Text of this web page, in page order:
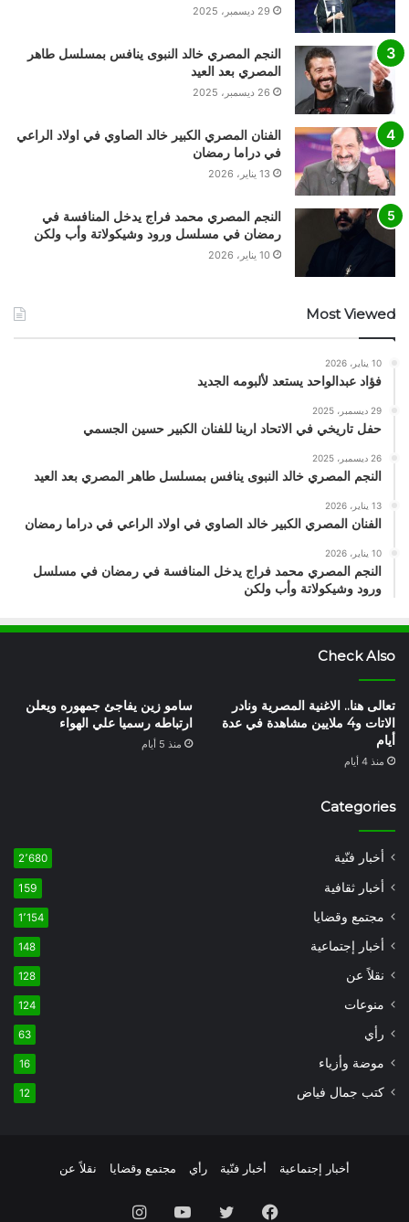
29 ديسمبر، 2025
النجم المصري خالد النبوى ينافس بمسلسل طاهر
المصري بعد العيد
26 ديسمبر، 2025
الفنان المصري الكبير خالد الصاوي في اولاد الراعي
في دراما رمضان
13 يناير، 2026
النجم المصري محمد فراج يدخل المنافسة في
رمضان في مسلسل ورود وشيكولاتة وأب ولكن
10 يناير، 2026
Most Viewed
10 يناير، 2026
فؤاد عبدالواحد يستعد لألبومه الجديد
29 ديسمبر، 2025
حفل تاريخي في الاتحاد ارينا للفنان الكبير حسين الجسمي
26 ديسمبر، 2025
النجم المصري خالد النبوى ينافس بمسلسل طاهر المصري بعد العيد
13 يناير، 2026
الفنان المصري الكبير خالد الصاوي في اولاد الراعي في دراما رمضان
10 يناير، 2026
النجم المصري محمد فراج يدخل المنافسة في رمضان في مسلسل
ورود وشيكولاتة وأب ولكن
Check Also
تعالى هنا.. الاغنية المصرية ونادر
الاتات و4 ملايين مشاهدة في عدة
أيام
منذ 4 أيام
سامو زين يفاجئ جمهوره ويعلن
ارتباطه رسميا علي الهواء
منذ 5 أيام
Categories
أخبار فنّية 2٬680
أخبار ثقافية 159
مجتمع وقضايا 1٬154
أخبار إجتماعية 148
نقلاً عن 128
منوعات 124
رأي 63
موضة وأزياء 16
كتب جمال فياض 12
أخبار إجتماعية أخبار فنّية رأي مجتمع وقضايا نقلاً عن
فيسبوك تويتر يوتيوبانستقرام